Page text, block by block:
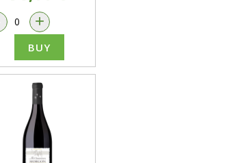
+
BUY